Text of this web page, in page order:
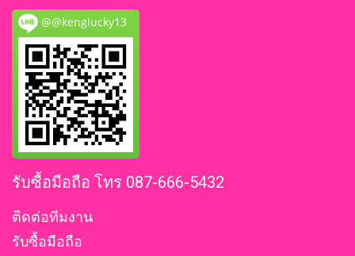
@@kenglucky13
รับซื้อมือถือ โทร 087-666-5432
ติดต่อทีมงาน
รับซื้อมือถือ